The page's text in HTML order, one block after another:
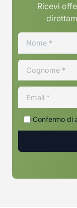
Ricevi
Confermo di